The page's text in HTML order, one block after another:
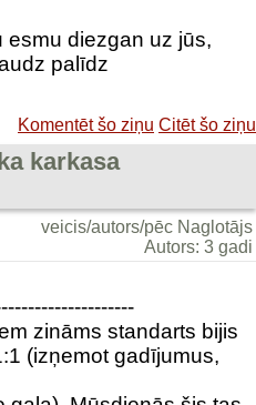
esmu diezgan uz jūs,
palīdz
Komentēt šo ziņu Citēt šo ziņu
karkasa
veicis/autors/pēc Naglotājs
Autors: 3 gadi
zināms standarts bijis
(izņemot gadījumus,